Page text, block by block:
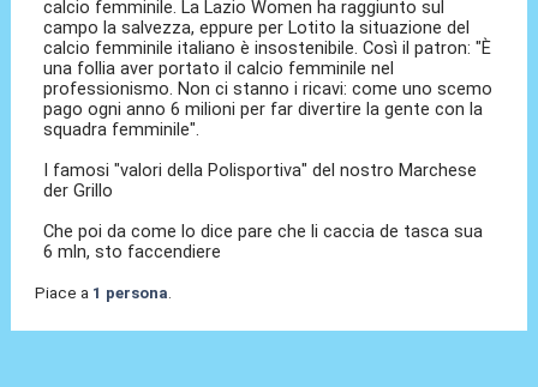
calcio femminile. La Lazio Women ha raggiunto sul
campo la salvezza, eppure per Lotito la situazione del
calcio femminile italiano è insostenibile. Così il patron: "È
una follia aver portato il calcio femminile nel
professionismo. Non ci stanno i ricavi: come uno scemo
pago ogni anno 6 milioni per far divertire la gente con la
squadra femminile".
I famosi "valori della Polisportiva" del nostro Marchese
der Grillo
Che poi da come lo dice pare che li caccia de tasca sua
6 mln, sto faccendiere
Piace a 1 persona.